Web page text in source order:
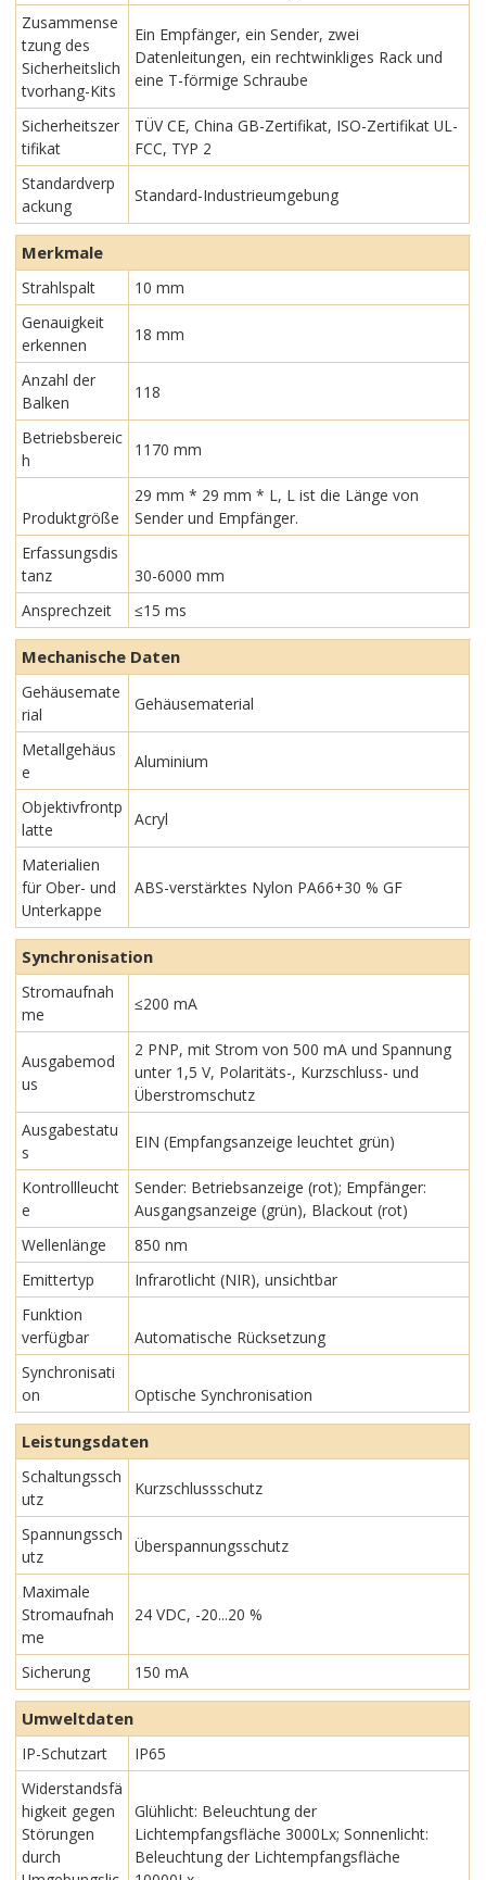
Zusammense
tzung des
Sicherheitslich
tvorhang-Kits
Ein Empfänger, ein Sender, zwei
Datenleitungen, ein rechtwinkliges Rack und
eine T-förmige Schraube
Sicherheitszer
tifikat
TÜV CE, China GB-Zertifikat, ISO-Zertifikat UL-
FCC, TYP 2
Standardverp
ackung
Standard-Industrieumgebung
Merkmale
Strahlspalt
10 mm
Genauigkeit
erkennen
18 mm
Anzahl der
Balken
118
Betriebsbereic
h
1170 mm
Produktgröße
29 mm * 29 mm * L, L ist die Länge von
Sender und Empfänger.
Erfassungsdis
tanz
30-6000 mm
Ansprechzeit
≤15 ms
Mechanische Daten
Gehäusemate
rial
Gehäusematerial
Metallgehäus
e
Aluminium
Objektivfrontp
latte
Acryl
Materialien
für Ober- und
Unterkappe
ABS-verstärktes Nylon PA66+30 % GF
Synchronisation
Stromaufnah
me
≤200 mA
Ausgabemod
us
2 PNP, mit Strom von 500 mA und Spannung
unter 1,5 V, Polaritäts-, Kurzschluss- und
Überstromschutz
Ausgabestatu
s
EIN (Empfangsanzeige leuchtet grün)
Kontrollleucht
e
Sender: Betriebsanzeige (rot); Empfänger:
Ausgangsanzeige (grün), Blackout (rot)
Wellenlänge
850 nm
Emittertyp
Infrarotlicht (NIR), unsichtbar
Funktion
verfügbar
Automatische Rücksetzung
Synchronisati
on
Optische Synchronisation
Leistungsdaten
Schaltungssch
utz
Kurzschlussschutz
Spannungssch
utz
Überspannungsschutz
Maximale
Stromaufnah
me
24 VDC, -20...20 %
Sicherung 150 mA
Umweltdaten
IP-Schutzart
IP65
Widerstandsfä
higkeit gegen
Störungen
durch
Glühlicht: Beleuchtung der
Lichtempfangsfläche 3000Lx; Sonnenlicht:
Beleuchtung der Lichtempfangsfläche